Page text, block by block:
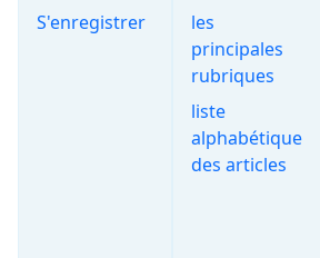
S'enregistrer
les
principales
rubriques
liste
alphabétique
des articles